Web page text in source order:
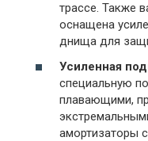
трассе. Также
оснащена
днища для
Усиленная
специальную
плавающими,
амортизаторы